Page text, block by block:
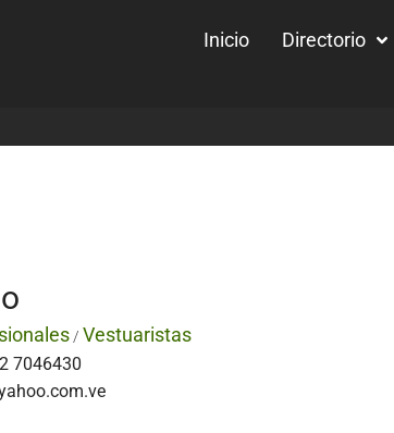
Inicio Directorio
/ Vestuaristas
7046430